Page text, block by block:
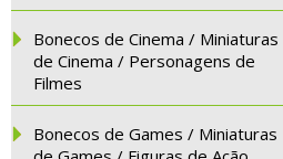
Bonecos de Cinema / Miniaturas
de Cinema / Personagens de
Filmes
Bonecos de Games / Miniaturas